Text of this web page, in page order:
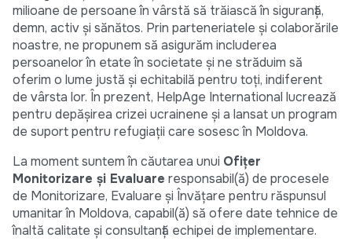
milioane de persoane în vârstă să trăiască în siguranță,
demn, activ și sănătos. Prin parteneriatele și colaborările
noastre, ne propunem să asigurăm includerea
persoanelor în etate în societate și ne străduim să
oferim o lume justă și echitabilă pentru toți, indiferent
de vârsta lor. În prezent, HelpAge International lucrează
pentru depășirea crizei ucrainene și a lansat un program
de suport pentru refugiații care sosesc în Moldova.
La moment suntem în căutarea unui Ofițer
Monitorizare și Evaluare responsabil(ă) de procesele
de Monitorizare, Evaluare și Învățare pentru răspunsul
umanitar în Moldova, capabil(ă) să ofere date tehnice de
înaltă calitate și consultanță echipei de implementare.